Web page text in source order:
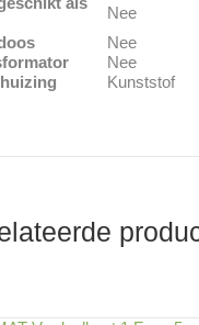
Nee
Nee
Nee
Kunststof